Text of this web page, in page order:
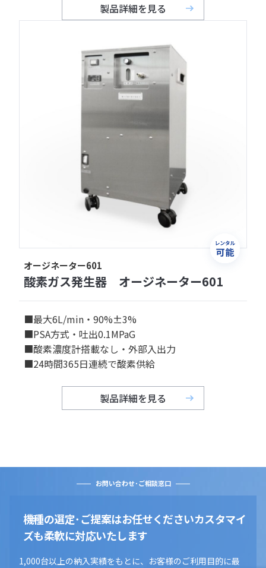
製品詳細を見る
オージネーター601
酸素ガス発生器 オージネーター601
■最大6L/min・90%±3%
■PSA方式・吐出0.1MPaG
■酸素濃度計搭載なし・外部入出力
■24時間365日連続で酸素供給
製品詳細を見る
お問い合わせ･ご相談窓口
機種の選定･ご提案はお任せくださいカスタマイ
ズも柔軟に対応いたします
1,000台以上の納入実績をもとに、お客様のご利用目的に最